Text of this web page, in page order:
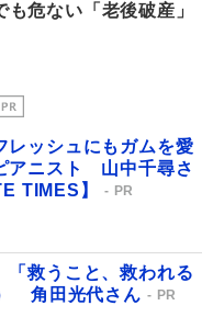
も危ない「老後破産」
レッシュにもガムを愛
アニスト 山中千尋さ
TIMES】
PR
「救うこと、救われる
角田光代さん
PR